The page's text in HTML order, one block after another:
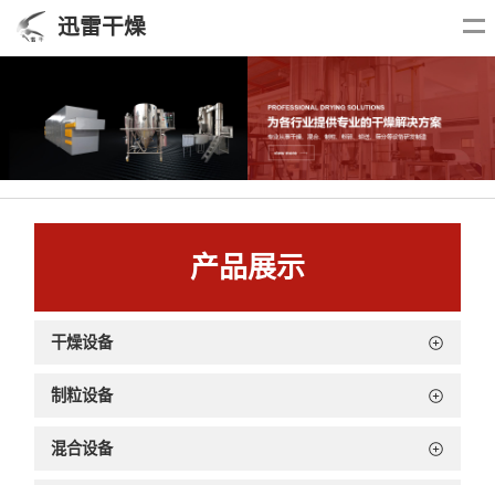
迅雷干燥
产品展示
干燥设备
制粒设备
混合设备